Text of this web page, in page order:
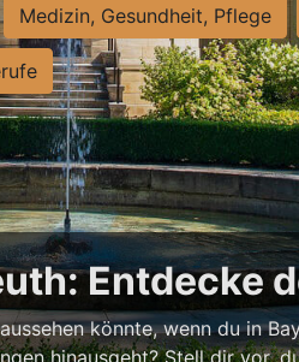
Medizin, Gesundheit, Pflege
Entdecke
könnte, wenn du in